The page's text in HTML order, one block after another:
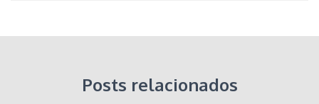
Posts relacionados